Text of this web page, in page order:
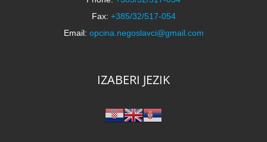
Fax: +385/32/517-054
Email: opcina.negoslavci@gmail.com
IZABERI JEZIK